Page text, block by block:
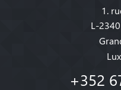
1.
L-
+352